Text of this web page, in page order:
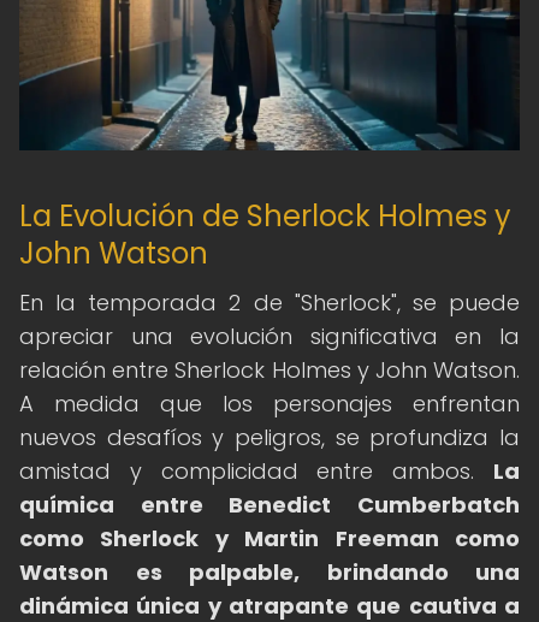
La Evolución de Sherlock Holmes y
John Watson
En la temporada 2 de "Sherlock", se puede
apreciar una evolución significativa en la
relación entre Sherlock Holmes y John Watson.
A medida que los personajes enfrentan
nuevos desafíos y peligros, se profundiza la
amistad y complicidad entre ambos. La
química entre Benedict Cumberbatch
como Sherlock y Martin Freeman como
Watson es palpable, brindando una
dinámica única y atrapante que cautiva a